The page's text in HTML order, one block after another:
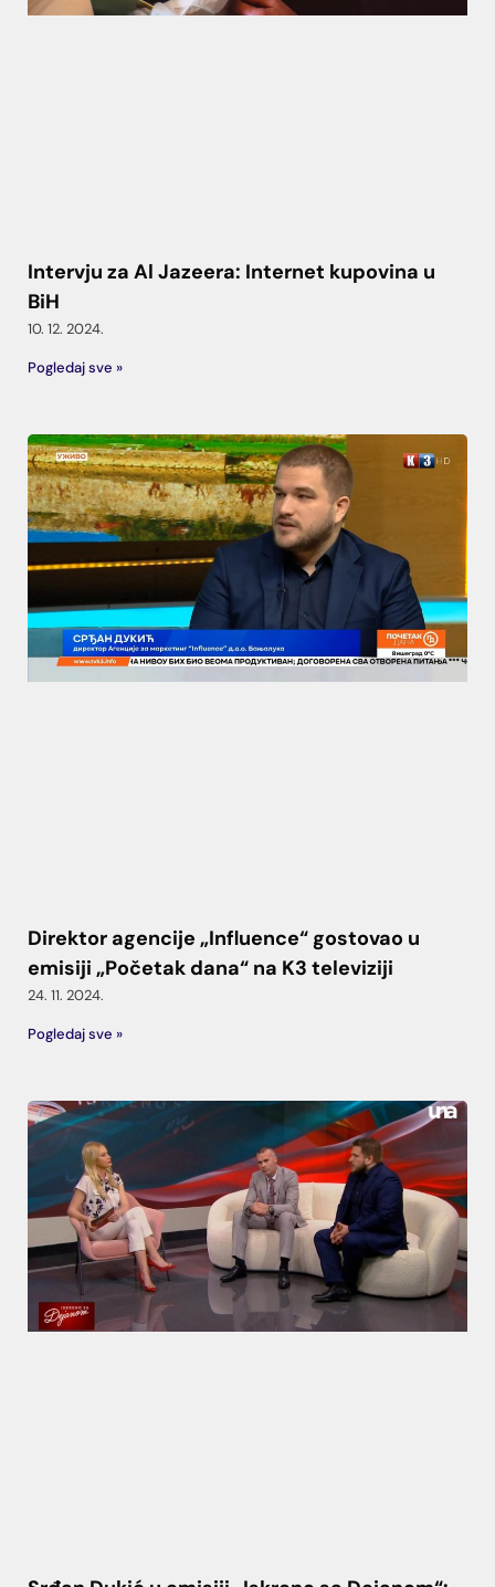
Intervju za Al Jazeera: Internet kupovina u
BiH
10. 12. 2024.
Pogledaj sve »
Direktor agencije „Influence“ gostovao u
emisiji „Početak dana“ na K3 televiziji
24. 11. 2024.
Pogledaj sve »